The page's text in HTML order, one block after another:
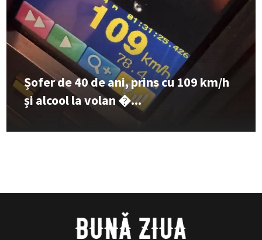
Șofer de 40 de ani, prins cu 109 km/h
și alcool la volan �...